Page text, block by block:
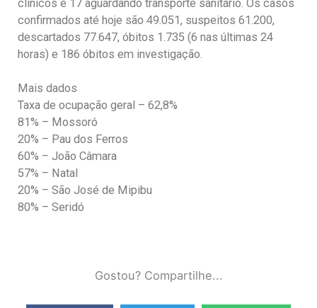
clínicos e 17 aguardando transporte sanitário. Os casos
confirmados até hoje são 49.051, suspeitos 61.200,
descartados 77.647, óbitos 1.735 (6 nas últimas 24
horas) e 186 óbitos em investigação.
Mais dados
Taxa de ocupação geral – 62,8%
81% – Mossoró
20% – Pau dos Ferros
60% – João Câmara
57% – Natal
20% – São José de Mipibu
80% – Seridó
Gostou? Compartilhe...